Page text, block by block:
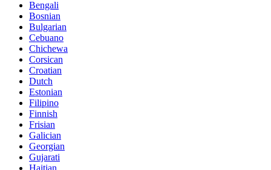
Bengali
Bosnian
Bulgarian
Cebuano
Chichewa
Corsican
Croatian
Dutch
Estonian
Filipino
Finnish
Frisian
Galician
Georgian
Gujarati
Haitian